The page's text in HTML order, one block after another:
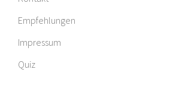
Empfehlungen
Impressum
Quiz